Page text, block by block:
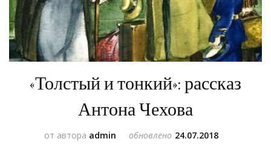
«Толстый и тонкий»: рассказ
Антона Чехова
от автора admin обновлено 24.07.2018